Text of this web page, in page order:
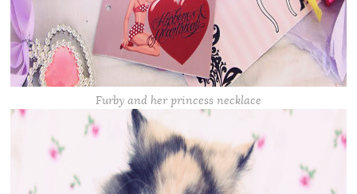
Furby and her princess necklace